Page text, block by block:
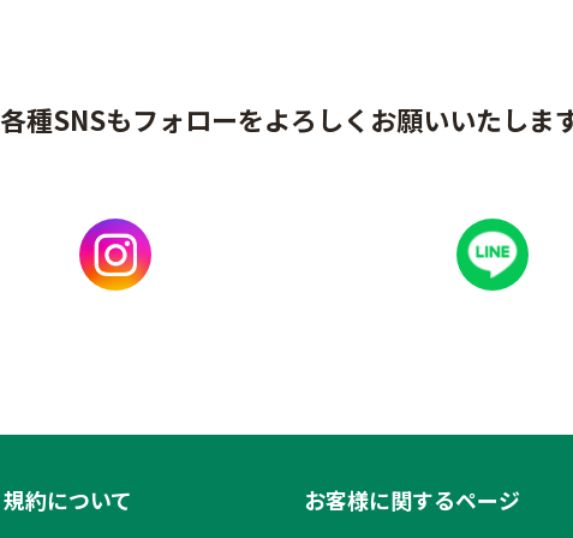
各種SNSもフォローをよろしくお願いいたしま
規約について お客様に関するページ